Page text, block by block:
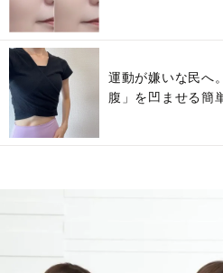
運動が嫌いな民へ
腹」を凹ませる簡